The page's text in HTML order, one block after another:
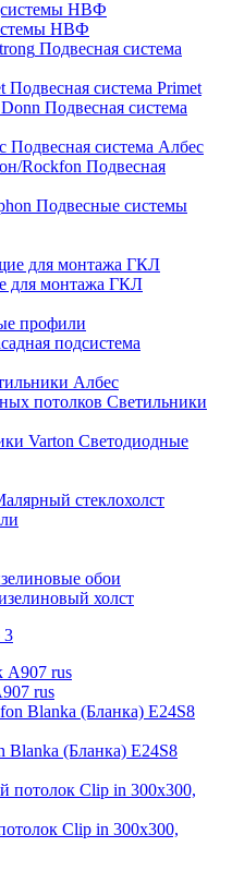
НВФ
Подвесная система
Подвесная система Primet
Подвесная система
Подвесная система Албес
Подвесная
Подвесные системы
для монтажа ГКЛ
профили
подсистема
Албес
Светильники
Светодиодные
стеклохолст
обои
холст
rus
Blanka (Бланка) E24S8
Clip in 300х300,